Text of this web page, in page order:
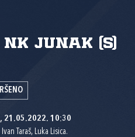
NK Junak (S)
21.05.2022. 10:30
Taraš, Luka Lisica.